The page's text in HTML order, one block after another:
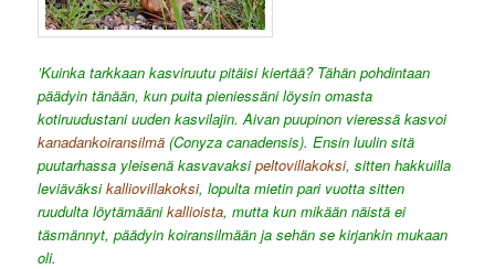
’Kuinka tarkkaan kasviruutu pitäisi kiertää? Tähän pohdintaan
päädyin tänään, kun puita pieniessäni löysin omasta
kotiruudustani uuden kasvilajin. Aivan puupinon vieressä kasvoi
kanadankoiransilmä (Conyza canadensis). Ensin luulin sitä
puutarhassa yleisenä kasvavaksipeltovillakoksi, sitten hakkuilla
leviäväksikalliovillakoksi, lopulta mietin pari vuotta sitten
ruudulta löytämäänikallioista, mutta kun mikään näistä ei
täsmännyt, päädyin koiransilmään ja sehän se kirjankin mukaan
oli.